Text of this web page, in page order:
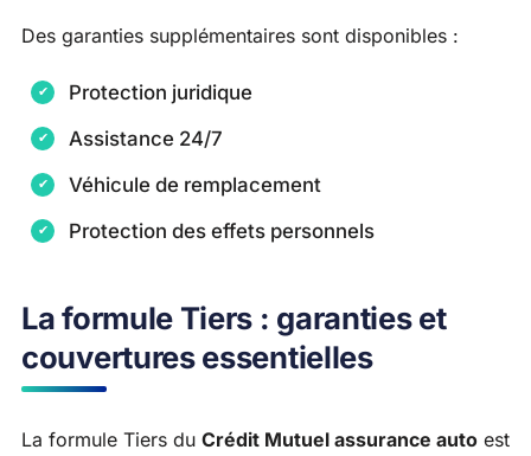
Des garanties supplémentaires sont disponibles :
Protection juridique
Assistance 24/7
Véhicule de remplacement
Protection des effets personnels
La formule Tiers : garanties et
couvertures essentielles
La formule Tiers du Crédit Mutuel assurance auto est